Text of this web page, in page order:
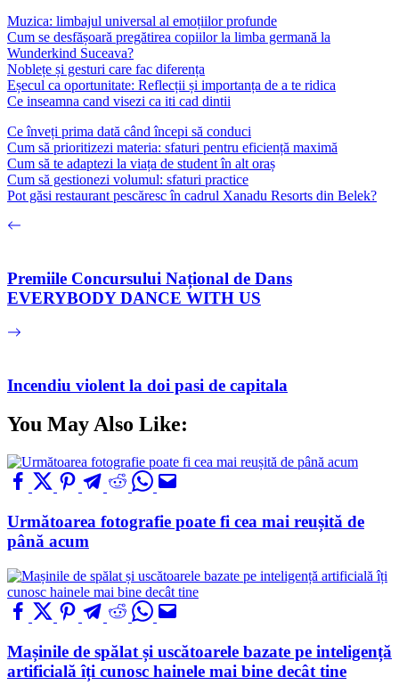
Muzica: limbajul universal al emoțiilor profunde
Cum se desfășoară pregătirea copiilor la limba germană la
Wunderkind Suceava?
Noblețe și gesturi care fac diferența
Eșecul ca oportunitate: Reflecții și importanța de a te ridica
Ce inseamna cand visezi ca iti cad dintii
Ce înveți prima dată când începi să conduci
Cum să prioritizezi materia: sfaturi pentru eficiență maximă
Cum să te adaptezi la viața de student în alt oraș
Cum să gestionezi volumul: sfaturi practice
Pot găsi restaurant pescăresc în cadrul Xanadu Resorts din Belek?
Premiile Concursului Național de Dans
EVERYBODY DANCE WITH US
Incendiu violent la doi pasi de capitala
You May Also Like:
Următoarea fotografie poate fi cea mai reușită de
până acum
Mașinile de spălat și uscătoarele bazate pe inteligență
artificială îți cunosc hainele mai bine decât tine